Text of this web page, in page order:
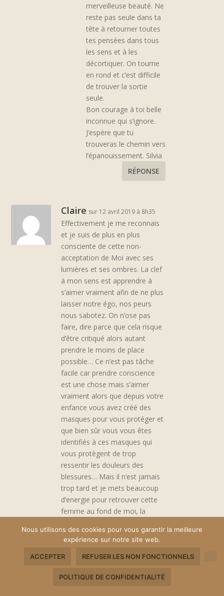
merveilleuse beauté. Ne
reste pas seule dans ta
tête à retourner toutes
tes pensées dans tous
les sens et à les
décortiquer. On tourne
en rond et c’est difficile
de trouver la sortie
seule.
Bon courage à toi belle
inconnue qui s’ignore.
J’espère que tu
trouveras le chemin vers
l’épanouissement. Silvia
RÉPONSE
Claire sur 12 avril 2019 à 8h35
Effectivement je me reconnais
et je suis de plus en plus
consciente de cette non-
acceptation de Moi avec ses
lumières et ses ombres. La clef
à mon sens est apprendre à
s’aimer vraiment afin de ne plus
laisser notre égo, nos peurs
nous sabotez. On n’ose pas
faire, dire parce que cela risque
d’être critiqué alors autant
prendre le moins de place
possible… Ce n’est pas tâche
facile car prendre conscience
est une chose mais s’aimer
vraiment alors que depuis votre
enfance vous avez créé des
masques pour vous protéger et
que bien sûr vous vous êtes
identifiés à ces masques qui
vous protègent de trop
ressentir les douleurs des
blessures… Mais il n’est jamais
trop tard et je mets beaucoup
d’energie pour retrouver cette
femme au fond de moi, la
comprendre pour enfin
s’accepter tel quel et assumer,
prendre sa place, exister et vivre
PS: là je me dis : mais non
Nous utilisons des cookies pour vous garantir la meilleure
expérience sur notre site web.
ACCEPTER REFUSER LES NON FONCTIONNELS
POLITIQUE DE CONFIDENTIALITÉ